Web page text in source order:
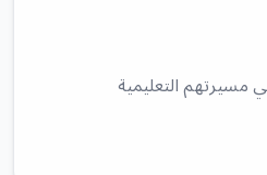
مسيرتهم التعليمية